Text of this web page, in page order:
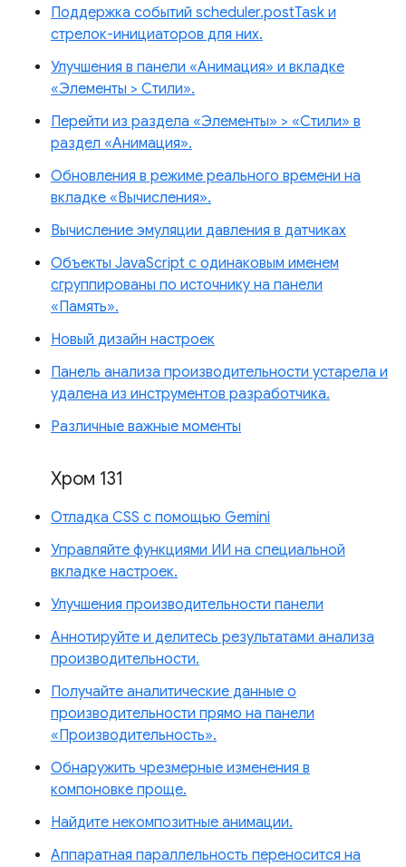
Поддержка событий scheduler.postTask и
стрелок-инициаторов для них.
Улучшения в панели «Анимация» и вкладке
«Элементы > Стили».
Перейти из раздела «Элементы» > «Стили» в
раздел «Анимация».
Обновления в режиме реального времени на
вкладке «Вычисления».
Вычисление эмуляции давления в датчиках
Объекты JavaScript с одинаковым именем
сгруппированы по источнику на панели
«Память».
Новый дизайн настроек
Панель анализа производительности устарела и
удалена из инструментов разработчика.
Различные важные моменты
Хром 131
Отладка CSS с помощью Gemini
Управляйте функциями ИИ на специальной
вкладке настроек.
Улучшения производительности панели
Аннотируйте и делитесь результатами анализа
производительности.
Получайте аналитические данные о
производительности прямо на панели
«Производительность».
Обнаружить чрезмерные изменения в
компоновке проще.
Найдите некомпозитные анимации.
Аппаратная параллельность переносится на